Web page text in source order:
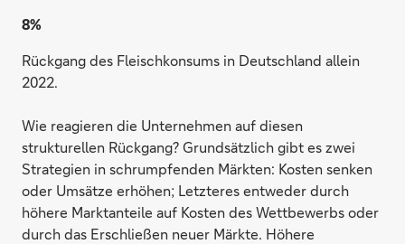
8%
Rückgang des Fleischkonsums in Deutschland allein
2022.
Wie reagieren die Unternehmen auf diesen
strukturellen Rückgang? Grundsätzlich gibt es zwei
Strategien in schrumpfenden Märkten: Kosten senken
oder Umsätze erhöhen; Letzteres entweder durch
höhere Marktanteile auf Kosten des Wettbewerbs oder
durch das Erschließen neuer Märkte. Höhere